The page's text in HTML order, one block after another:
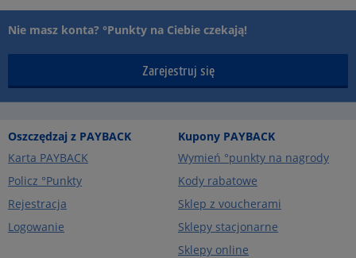
Nie masz konta? °Punkty na Ciebie czekają!
Zarejestruj się
Oszczędzaj z PAYBACK
Karta PAYBACK
Policz °Punkty
Rejestracja
Logowanie
Kupony PAYBACK
Wymień °punkty na nagrody
Kody rabatowe
Sklep z voucherami
Sklepy stacjonarne
Sklepy online